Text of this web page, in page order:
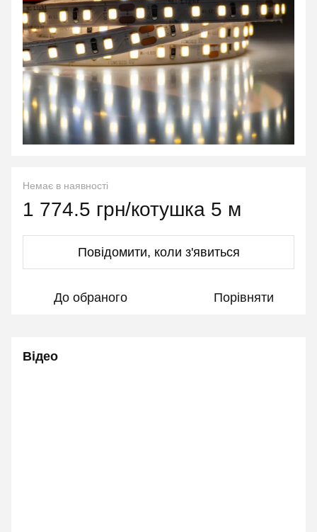
Немає в наявності
1 774.5 грн/котушка 5 м
Повідомити, коли з'явиться
До обраного Порівняти
Відео